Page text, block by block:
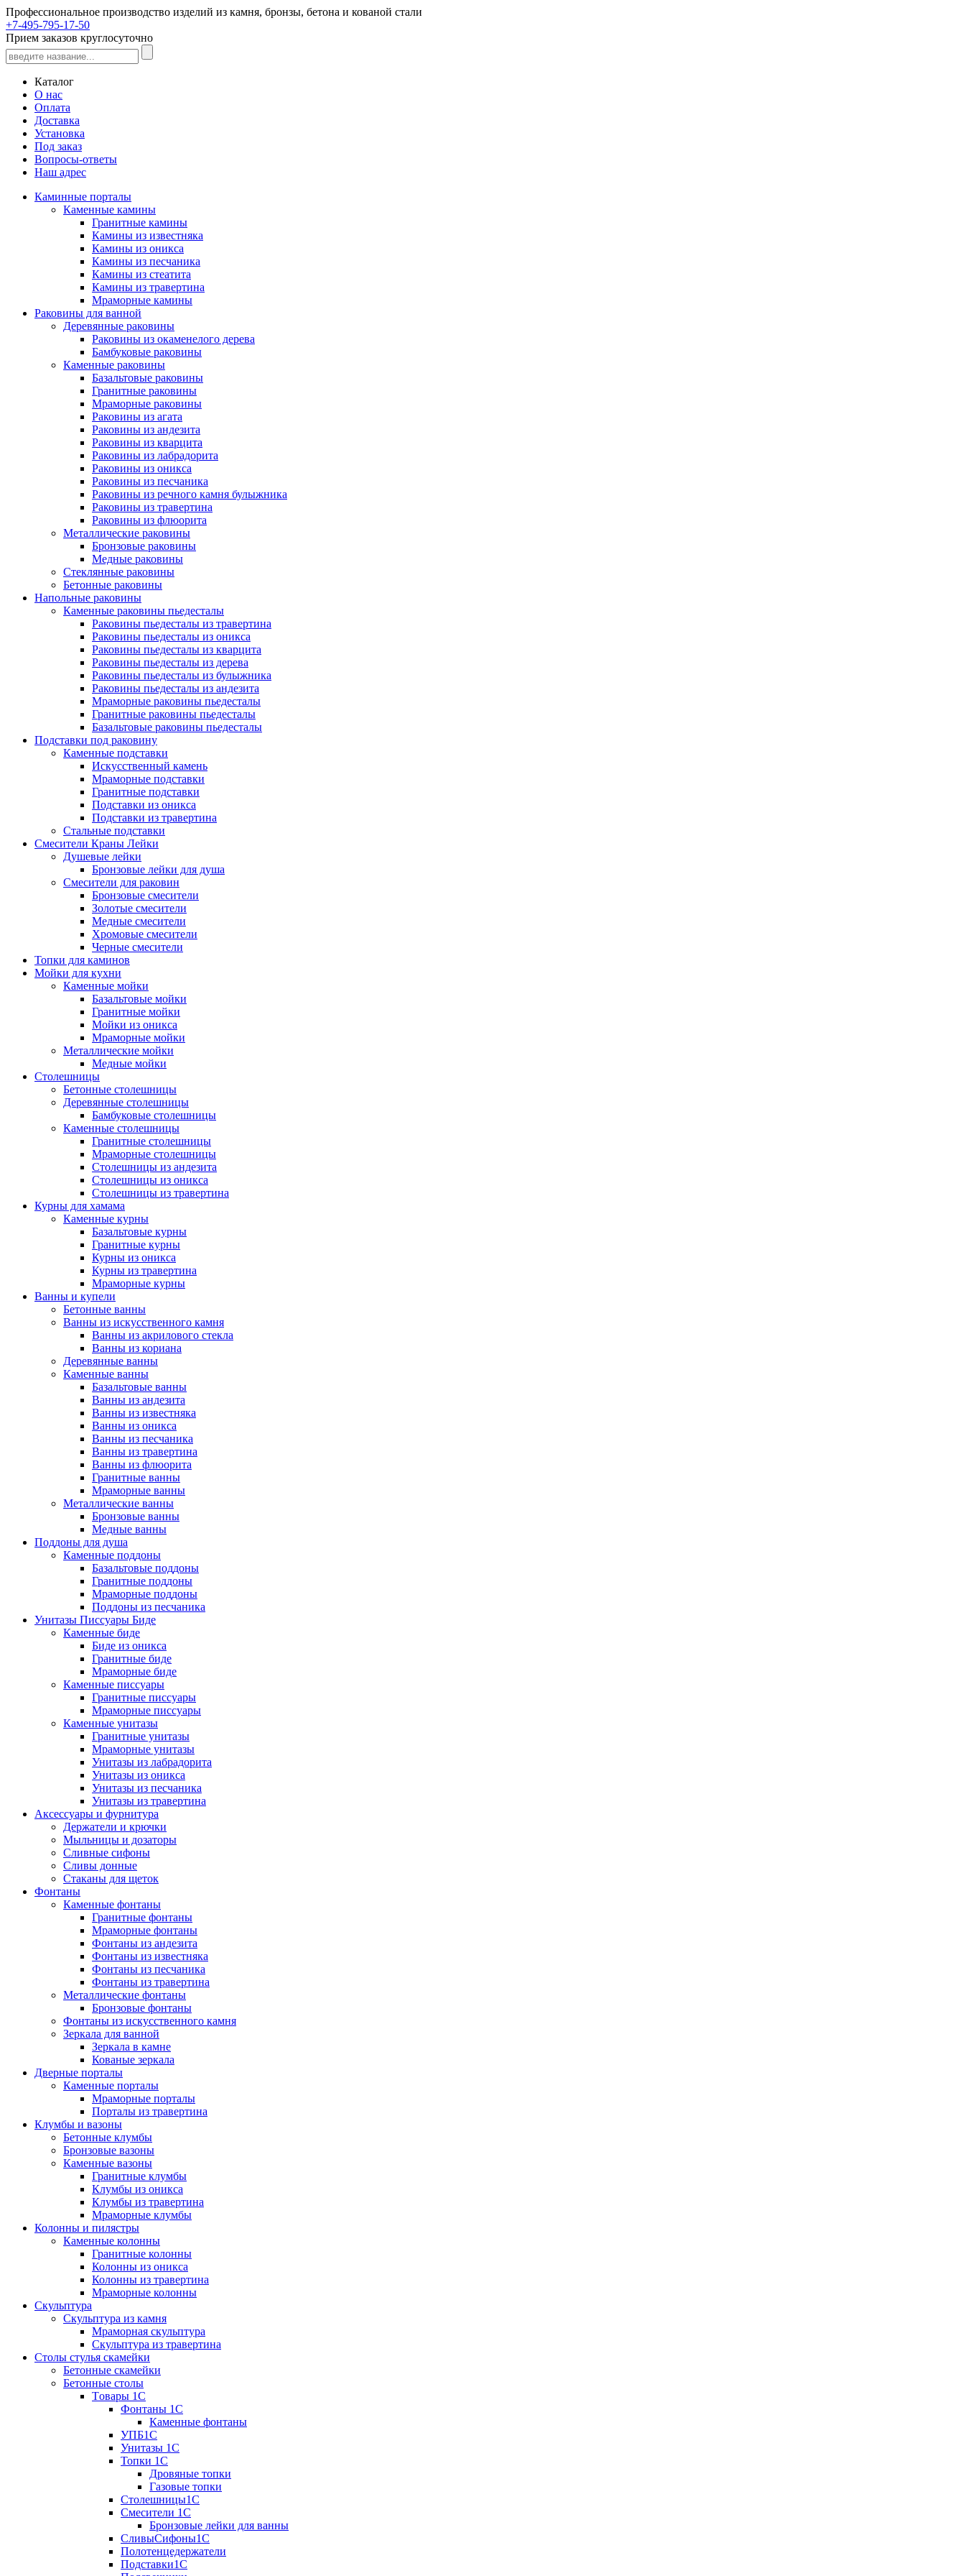
Профессиональное производство изделий из камня, бронзы, бетона и кованой стали
+7-495-795-17-50
Прием заказов круглосуточно
Каталог
О нас
Оплата
Доставка
Установка
Под заказ
Вопросы-ответы
Наш адрес
Каминные порталы
Каменные камины
Гранитные камины
Камины из известняка
Камины из оникса
Камины из песчаника
Камины из стеатита
Камины из травертина
Мраморные камины
Раковины для ванной
Деревянные раковины
Раковины из окаменелого дерева
Бамбуковые раковины
Каменные раковины
Базальтовые раковины
Гранитные раковины
Мраморные раковины
Раковины из агата
Раковины из андезита
Раковины из кварцита
Раковины из лабрадорита
Раковины из оникса
Раковины из песчаника
Раковины из речного камня булыжника
Раковины из травертина
Раковины из флюорита
Металлические раковины
Бронзовые раковины
Медные раковины
Стеклянные раковины
Бетонные раковины
Напольные раковины
Каменные раковины пьедесталы
Раковины пьедесталы из травертина
Раковины пьедесталы из оникса
Раковины пьедесталы из кварцита
Раковины пьедесталы из дерева
Раковины пьедесталы из булыжника
Раковины пьедесталы из андезита
Мраморные раковины пьедесталы
Гранитные раковины пьедесталы
Базальтовые раковины пьедесталы
Подставки под раковину
Каменные подставки
Искусственный камень
Мраморные подставки
Гранитные подставки
Подставки из оникса
Подставки из травертина
Стальные подставки
Смесители Краны Лейки
Душевые лейки
Бронзовые лейки для душа
Смесители для раковин
Бронзовые смесители
Золотые смесители
Медные смесители
Хромовые смесители
Черные смесители
Топки для каминов
Мойки для кухни
Каменные мойки
Базальтовые мойки
Гранитные мойки
Мойки из оникса
Мраморные мойки
Металлические мойки
Медные мойки
Столешницы
Бетонные столешницы
Деревянные столешницы
Бамбуковые столешницы
Каменные столешницы
Гранитные столешницы
Мраморные столешницы
Столешницы из андезита
Столешницы из оникса
Столешницы из травертина
Курны для хамама
Каменные курны
Базальтовые курны
Гранитные курны
Курны из оникса
Курны из травертина
Мраморные курны
Ванны и купели
Бетонные ванны
Ванны из искусственного камня
Ванны из акрилового стекла
Ванны из кориана
Деревянные ванны
Каменные ванны
Базальтовые ванны
Ванны из андезита
Ванны из известняка
Ванны из оникса
Ванны из песчаника
Ванны из травертина
Ванны из флюорита
Гранитные ванны
Мраморные ванны
Металлические ванны
Бронзовые ванны
Медные ванны
Поддоны для душа
Каменные поддоны
Базальтовые поддоны
Гранитные поддоны
Мраморные поддоны
Поддоны из песчаника
Унитазы Писсуары Биде
Каменные биде
Биде из оникса
Гранитные биде
Мраморные биде
Каменные писсуары
Гранитные писсуары
Мраморные писсуары
Каменные унитазы
Гранитные унитазы
Мраморные унитазы
Унитазы из лабрадорита
Унитазы из оникса
Унитазы из песчаника
Унитазы из травертина
Аксессуары и фурнитура
Держатели и крючки
Мыльницы и дозаторы
Сливные сифоны
Сливы донные
Стаканы для щеток
Фонтаны
Каменные фонтаны
Гранитные фонтаны
Мраморные фонтаны
Фонтаны из андезита
Фонтаны из известняка
Фонтаны из песчаника
Фонтаны из травертина
Металлические фонтаны
Бронзовые фонтаны
Фонтаны из искусственного камня
Зеркала для ванной
Зеркала в камне
Кованые зеркала
Дверные порталы
Каменные порталы
Мраморные порталы
Порталы из травертина
Клумбы и вазоны
Бетонные клумбы
Бронзовые вазоны
Каменные вазоны
Гранитные клумбы
Клумбы из оникса
Клумбы из травертина
Мраморные клумбы
Колонны и пилястры
Каменные колонны
Гранитные колонны
Колонны из оникса
Колонны из травертина
Мраморные колонны
Скульптура
Скульптура из камня
Мраморная скульптура
Скульптура из травертина
Столы стулья скамейки
Бетонные скамейки
Бетонные столы
Tовары 1C
Фонтаны 1C
Каменные фонтаны
УПБ1С
Унитазы 1С
Топки 1С
Дровяные топки
Газовые топки
Столешницы1С
Смесители 1С
Бронзовые лейки для ванны
СливыСифоны1С
Полотенцедержатели
Подставки1С